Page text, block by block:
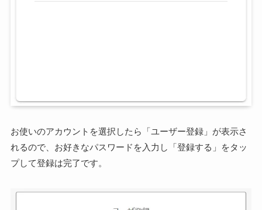
お使いのアカウントを選択したら「ユーザー登録」が表示さ
れるので、お好きなパスワードを入力し「登録する」をタッ
プして登録は完了です。